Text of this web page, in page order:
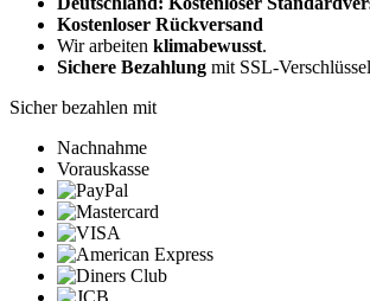
Kostenloser Rückversand
Wir arbeiten klimabewusst.
Sichere Bezahlung mit SSL-
Sicher bezahlen mit
Nachnahme
Vorauskasse